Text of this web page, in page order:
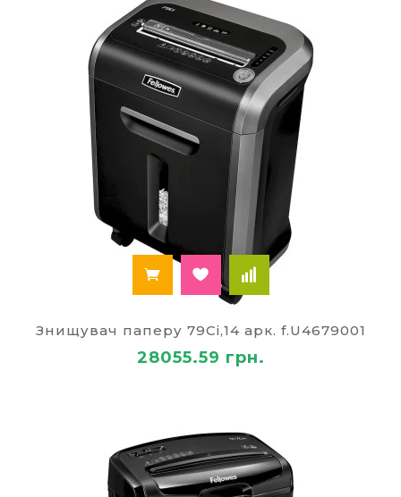
Знищувач паперу 79Ci,14 арк. f.U4679001
28055.59 грн.